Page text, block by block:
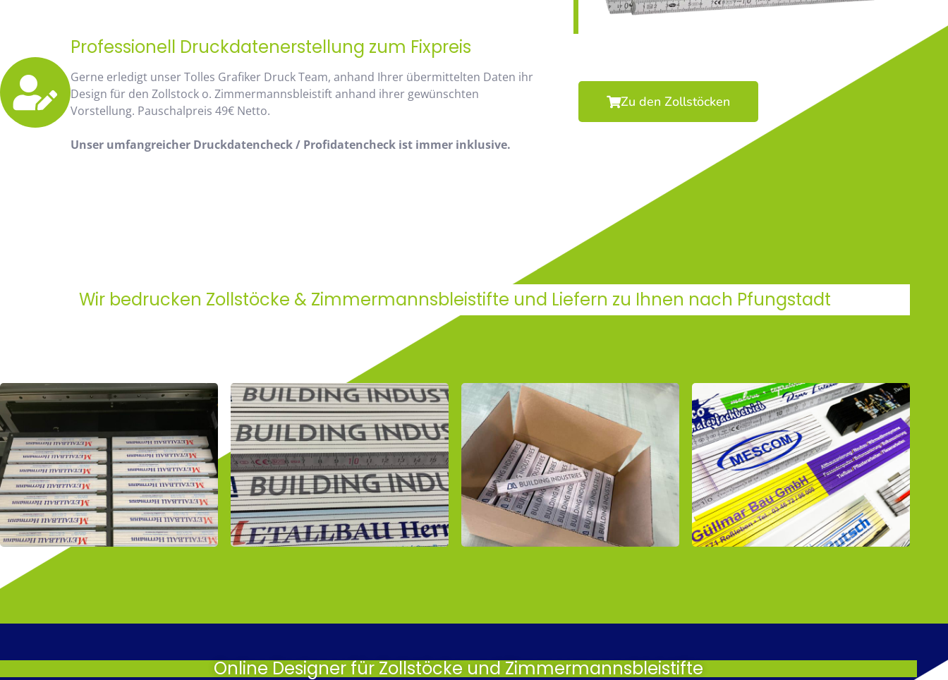
Professionell Druckdatenerstellung zum Fixpreis
Gerne erledigt unser Tolles Grafiker Druck Team, anhand Ihrer übermittelten Daten ihr
Design für den Zollstock o. Zimmermannsbleistift anhand ihrer gewünschten
Vorstellung. Pauschalpreis 49€ Netto.
Unser umfangreicher Druckdatencheck / Profidatencheck ist immer inklusive.
Zu den Zollstöcken
Wir bedrucken Zollstöcke & Zimmermannsbleistifte und Liefern zu Ihnen nach Pfungstadt
Online Designer für Zollstöcke und Zimmermannsbleistifte